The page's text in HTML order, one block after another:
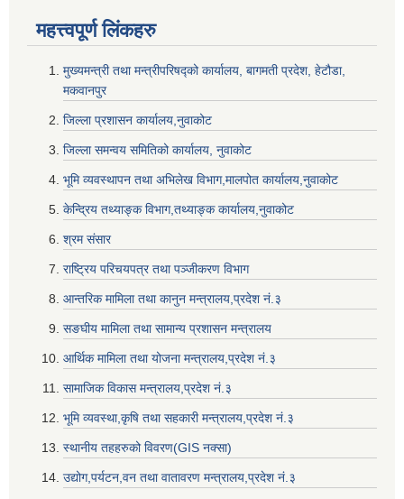
महत्त्वपूर्ण लि‌ंकहरु
मुख्यमन्त्री तथा मन्त्रीपरिषद्को कार्यालय, बागमती प्रदेश, हेटौडा,
मकवानपुर
जिल्ला प्रशासन कार्यालय,नुवाकोट
जिल्ला समन्वय समितिको कार्यालय, नुवाकोट
भूमि व्यवस्थापन तथा अभिलेख विभाग,मालपोत कार्यालय,नुवाकोट
केन्द्रिय तथ्याङ्क विभाग,तथ्याङ्क कार्यालय,नुवाकोट
श्रम संसार
राष्ट्रिय परिचयपत्र तथा पञ्जीकरण विभाग
आन्तरिक मामिला तथा कानुन मन्त्रालय,प्रदेश नं‌‍‌‍.३
सङघीय मामिला तथा सामान्य प्रशासन मन्त्रालय
आर्थिक मामिला तथा योजना मन्त्रालय,प्रदेश नं‌‍‌‍.३
सामाजिक विकास मन्त्रालय,प्रदेश नं‌‍‌‍.३
भूमि व्यवस्था,कृषि तथा सहकारी मन्त्रालय,प्रदेश नं‌‍‌‍.३
स्थानीय तहहरुको विवरण(GIS नक्सा)
उद्योग,पर्यटन,वन तथा वातावरण मन्त्रालय,प्रदेश नं‌‍‌‍.३